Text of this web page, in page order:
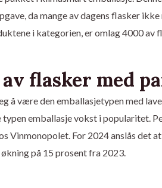
da mange av dagens flasker
i kategorien, er omlag 4000 av
flasker med
å være den emballasjetypen med
typen emballasje vokst i popularitet.
Vinmonopolet. For 2024 anslås det
på 15 prosent fra 2023.